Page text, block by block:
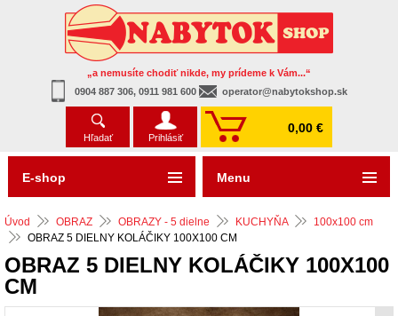
„a nemusíte chodiť nikde, my prídeme k Vám...“
0904 887 306, 0911 981 600
operator@nabytokshop.sk
Hľadať Prihlásiť
0,00 €
Úvod OBRAZ OBRAZY - 5 dielne KUCHYŇA
100x100 cm
OBRAZ 5 DIELNY KOLÁČIKY 100X100 CM
OBRAZ 5 DIELNY KOLÁČIKY 100X100
CM
E-shop Menu